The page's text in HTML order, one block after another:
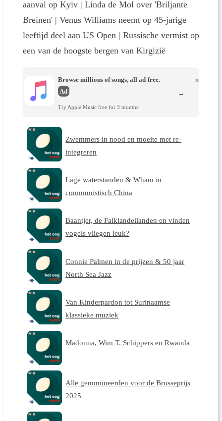
aanval op Kyiv | Linda de Mol over 'Briljante
Breinen' | Venus Williams neemt op 45-jarige
leeftijd deel aan US Open | Russische vermist op
een van de hoogste bergen van Kirgizië
Browse millions of songs, all ad-free.
Ad
Try Apple Music free for 3 months.
×
→
Zwemmers in nood en moeite met re-
integreren
Lage waterstanden & Wham in
communistisch China
Baantjer, de Falklandeilanden en vinden
vogels vliegen leuk?
Connie Palmen in de prijzen & 50 jaar
North Sea Jazz
Van Kinderpardon tot Surinaamse
klassieke muziek
Madonna, Wim T. Schippers en Rwanda
Alle genomineerden voor de Brusseprijs
2025